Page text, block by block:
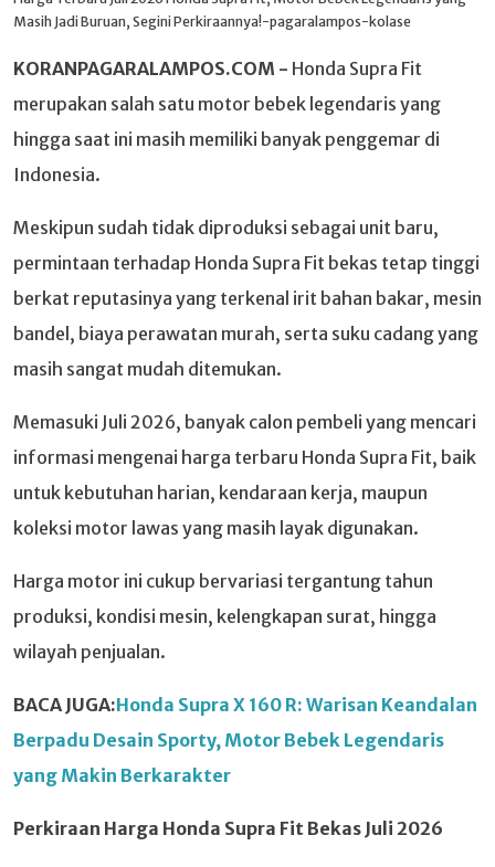
Masih Jadi Buruan, Segini Perkiraannya!-pagaralampos-kolase
KORANPAGARALAMPOS.COM - Honda Supra Fit
merupakan salah satu motor bebek legendaris yang
hingga saat ini masih memiliki banyak penggemar di
Indonesia.
Meskipun sudah tidak diproduksi sebagai unit baru,
permintaan terhadap Honda Supra Fit bekas tetap tinggi
berkat reputasinya yang terkenal irit bahan bakar, mesin
bandel, biaya perawatan murah, serta suku cadang yang
masih sangat mudah ditemukan.
Memasuki Juli 2026, banyak calon pembeli yang mencari
informasi mengenai harga terbaru Honda Supra Fit, baik
untuk kebutuhan harian, kendaraan kerja, maupun
koleksi motor lawas yang masih layak digunakan.
Harga motor ini cukup bervariasi tergantung tahun
produksi, kondisi mesin, kelengkapan surat, hingga
wilayah penjualan.
BACA JUGA:Honda Supra X 160 R: Warisan Keandalan
Berpadu Desain Sporty, Motor Bebek Legendaris
yang Makin Berkarakter
Perkiraan Harga Honda Supra Fit Bekas Juli 2026